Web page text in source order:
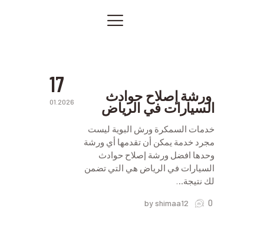
صور من أعمالنا
اتصل بنا
المقالات
PRIVACY POLICY
17
01.2026 ورشة إصلاح حوادث
السيارات في الرياض
خدمات السمكرة ورش البوية ليست
مجرد خدمة يمكن أن تقدمها أي ورشة
وحدها افضل ورشة إصلاح حوادث
السيارات في الرياض هي التي تضمن
لك نتيجة…
by shimaa12 0